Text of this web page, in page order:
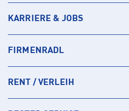
KARRIERE & JOBS
FIRMENRADL
RENT / VERLEIH